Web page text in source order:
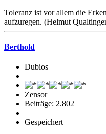
Toleranz ist vor allem die
aufzuregen. (Helmut
Berthold
Dubios
Zensor
Beiträge: 2.802
Gespeichert